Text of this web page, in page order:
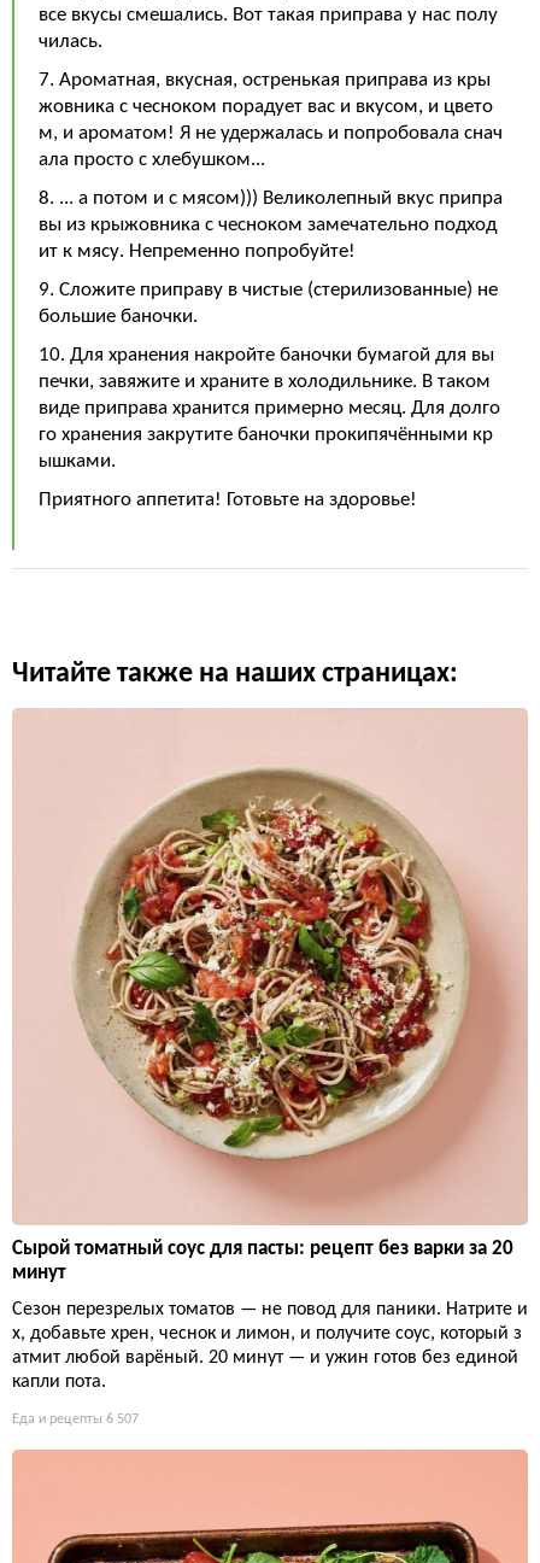
все вкусы смешались. Вот такая приправа у нас полу
чилась.
7. Ароматная, вкусная, остренькая приправа из кры
жовника с чесноком порадует вас и вкусом, и цвето
м, и ароматом! Я не удержалась и попробовала снач
ала просто с хлебушком...
8. ... а потом и с мясом))) Великолепный вкус припра
вы из крыжовника с чесноком замечательно подход
ит к мясу. Непременно попробуйте!
9. Сложите приправу в чистые (стерилизованные) не
большие баночки.
10. Для хранения накройте баночки бумагой для вы
печки, завяжите и храните в холодильнике. В таком
виде приправа хранится примерно месяц. Для долго
го хранения закрутите баночки прокипячёнными кр
ышками.
Приятного аппетита! Готовьте на здоровье!
Читайте также на наших страницах:
Сырой томатный соус для пасты: рецепт без варки за 20
минут
Сезон перезрелых томатов — не повод для паники. Натрите и
х, добавьте хрен, чеснок и лимон, и получите соус, который з
атмит любой варёный. 20 минут — и ужин готов без единой
капли пота.
Еда и рецепты 6 507